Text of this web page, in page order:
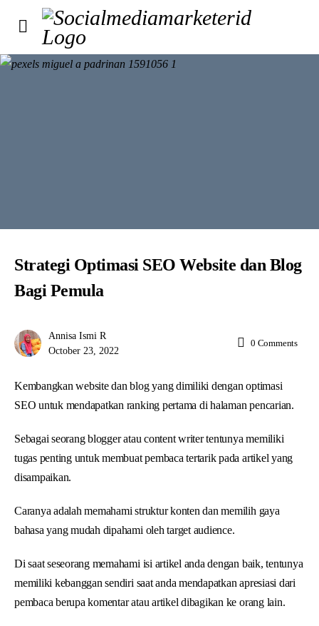
Strategi Optimasi SEO Website dan Blog
Bagi Pemula
Annisa Ismi R
October 23, 2022
0 Comments
Kembangkan website dan blog yang dimiliki dengan optimasi
SEO untuk mendapatkan ranking pertama di halaman pencarian.
Sebagai seorang blogger atau content writer tentunya memiliki
tugas penting untuk membuat pembaca tertarik pada artikel yang
disampaikan.
Caranya adalah memahami struktur konten dan memilih gaya
bahasa yang mudah dipahami oleh target audience.
Di saat seseorang memahami isi artikel anda dengan baik, tentunya
memiliki kebanggan sendiri saat anda mendapatkan apresiasi dari
pembaca berupa komentar atau artikel dibagikan ke orang lain.